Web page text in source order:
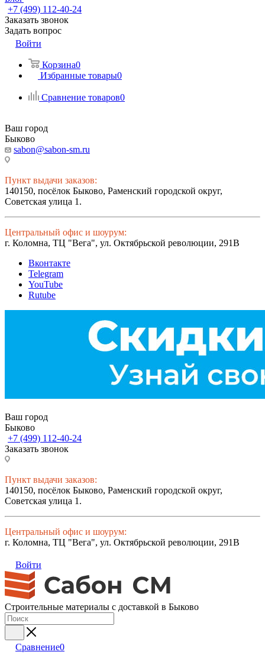
+7 (499) 112-40-24
Заказать звонок
Задать вопрос
Войти
Корзина0
Избранные товары0
Сравнение товаров0
Ваш город
Быково
sabon@sabon-sm.ru
Пункт выдачи заказов:
140150, посёлок Быково, Раменский городской округ,
Советская улица 1.
Центральный офис и шоурум:
г. Коломна, ТЦ "Вега", ул. Октябрьской революции, 291В
Вконтакте
Telegram
YouTube
Rutube
Ваш город
Быково
+7 (499) 112-40-24
Заказать звонок
Пункт выдачи заказов:
140150, посёлок Быково, Раменский городской округ,
Советская улица 1.
Центральный офис и шоурум:
г. Коломна, ТЦ "Вега", ул. Октябрьской революции, 291В
Войти
Строительные материалы с доставкой в Быково
Сравнение0